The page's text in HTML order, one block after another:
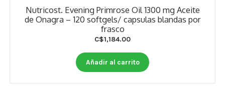
Salud Ósea y Articular
Nutricost. Evening Primrose Oil 1300 mg Aceite
de Onagra – 120 softgels/ capsulas blandas por
frasco
C$1,184.00
Añadir al carrito